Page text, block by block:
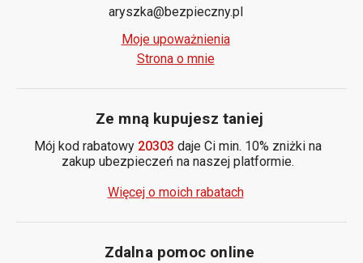
aryszka@bezpieczny.pl
Moje upoważnienia
Strona o mnie
Ze mną kupujesz taniej
Mój kod rabatowy 20303 daje Ci min. 10% zniżki na
zakup ubezpieczeń na naszej platformie.
Więcej o moich rabatach
Zdalna pomoc online